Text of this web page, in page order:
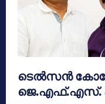
ടെൽസൻ
ജെ.എഫ്.എസ്.